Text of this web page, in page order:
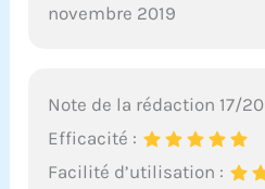
novembre 2019
Note de la rédaction 17/20
Efficacité :
Facilité d’utilisation :